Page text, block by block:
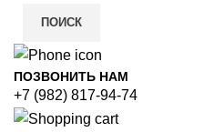
ПОИСК
ПОЗВОНИТЬ НАМ
+7 (982) 817-94-74